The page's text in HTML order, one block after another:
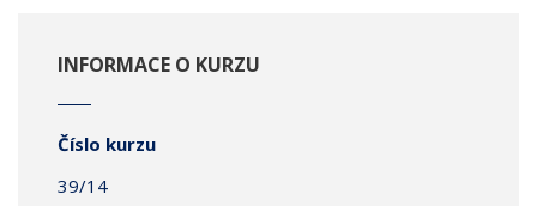
INFORMACE O KURZU
Číslo kurzu
39/14